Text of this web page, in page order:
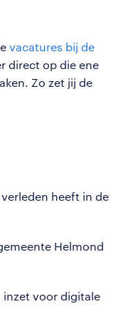
vacatures bij de
direct op die ene
Zo zet jij de
heeft in de
Helmond
inzet voor digitale